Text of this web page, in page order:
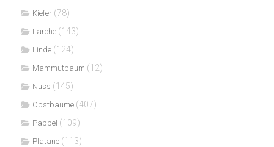
Kiefer (78)
Lärche (143)
Linde (124)
Mammutbaum (12)
Nuss (145)
Obstbäume (407)
Pappel (109)
Platane (113)